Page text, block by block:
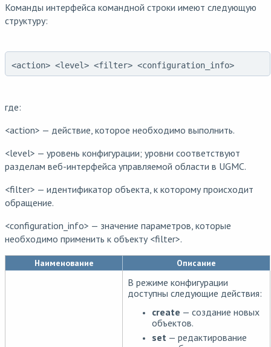
Команды интерфейса командной строки имеют следующую
структуру:
<action> <level> <filter> <configuration_info>
где:
<action> — действие, которое необходимо выполнить.
<level> — уровень конфигурации; уровни соответствуют
разделам веб-интерфейса управляемой области в UGMC.
<filter> — идентификатор объекта, к которому происходит
обращение.
<configuration_info> — значение параметров, которые
необходимо применить к объекту <filter>.
Наименование Описание
В режиме конфигурации
доступны следующие действия:
create — создание новых
объектов.
set — редактирование